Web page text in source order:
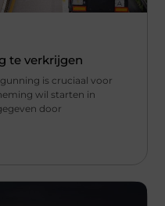
te verkrijgen
is cruciaal voor
wil starten in
door